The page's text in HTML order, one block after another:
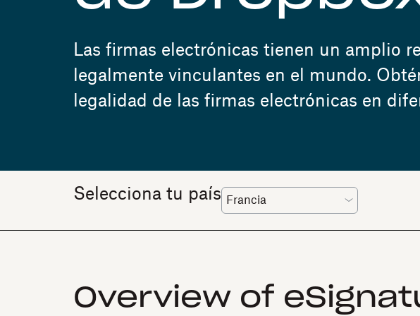
Las firmas electrónicas tienen un amplio
legalmente vinculantes en el mundo.
legalidad de las firmas electrónicas en
Selecciona tu país
Overview of